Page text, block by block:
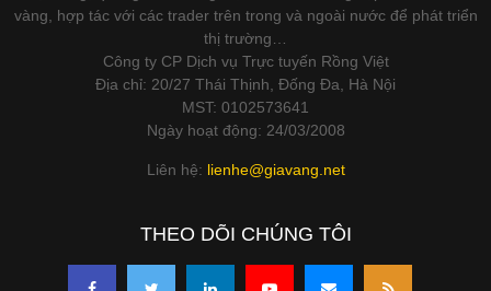
vàng, hợp tác với các trader trên trong và ngoài nước để phát triển
thị trường…
Công ty CP Dịch vụ Trực tuyến Rồng Việt
Địa chỉ: 20/27 Thái Thịnh, Đống Đa, Hà Nội
MST: 0102573641
Ngày hoạt động: 24/03/2008
Liên hệ: lienhe@giavang.net
THEO DÕI CHÚNG TÔI